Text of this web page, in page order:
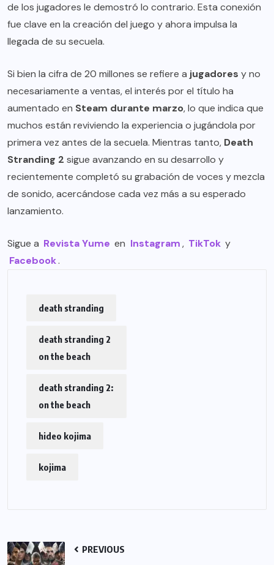
de los jugadores le demostró lo contrario. Esta conexión
fue clave en la creación del juego y ahora impulsa la
llegada de su secuela.
Si bien la cifra de 20 millones se refiere a jugadores y no
necesariamente a ventas, el interés por el título ha
aumentado en Steam durante marzo, lo que indica que
muchos están reviviendo la experiencia o jugándola por
primera vez antes de la secuela. Mientras tanto, Death
Stranding 2 sigue avanzando en su desarrollo y
recientemente completó su grabación de voces y mezcla
de sonido, acercándose cada vez más a su esperado
lanzamiento.
Sigue a Revista Yume en Instagram, TikTok y
Facebook.
death stranding
death stranding 2
on the beach
death stranding 2:
on the beach
hideo kojima
kojima
PREVIOUS